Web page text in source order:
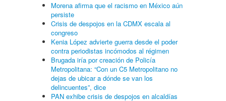
Morena afirma que el racismo en México aún
persiste
Crisis de despojos en la CDMX escala al
congreso
Kenia López advierte guerra desde el poder
contra periodistas incómodos al régimen
Brugada iría por creación de Policía
Metropolitana: “Con un C5 Metropolitano no
dejas de ubicar a dónde se van los
delincuentes”, dice
PAN exhibe crisis de despojos en alcaldías